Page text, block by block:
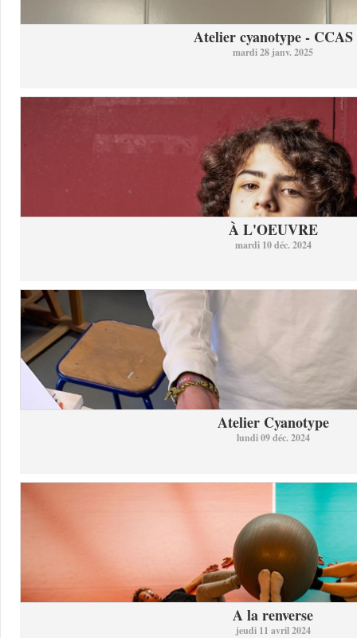
Atelier cyanotype - CCAS
mardi 28 janv. 2025
À L'OEUVRE
mardi 10 déc. 2024
Atelier Cyanotype
lundi 09 déc. 2024
A la renverse
jeudi 11 avril 2024